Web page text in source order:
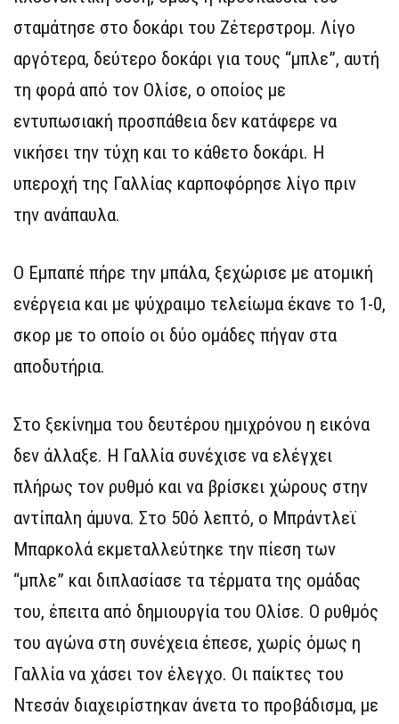
σταμάτησε στο δοκάρι του Ζέτερστρομ. Λίγο
αργότερα, δεύτερο δοκάρι για τους “μπλε”, αυτή
τη φορά από τον Ολίσε, ο οποίος με
εντυπωσιακή προσπάθεια δεν κατάφερε να
νικήσει την τύχη και το κάθετο δοκάρι. Η
υπεροχή της Γαλλίας καρποφόρησε λίγο πριν
την ανάπαυλα.
Ο Εμπαπέ πήρε την μπάλα, ξεχώρισε με ατομική
ενέργεια και με ψύχραιμο τελείωμα έκανε το 1-0,
σκορ με το οποίο οι δύο ομάδες πήγαν στα
αποδυτήρια.
Στο ξεκίνημα του δευτέρου ημιχρόνου η εικόνα
δεν άλλαξε. Η Γαλλία συνέχισε να ελέγχει
πλήρως τον ρυθμό και να βρίσκει χώρους στην
αντίπαλη άμυνα. Στο 50ό λεπτό, ο Μπράντλεϊ
Μπαρκολά εκμεταλλεύτηκε την πίεση των
“μπλε” και διπλασίασε τα τέρματα της ομάδας
του, έπειτα από δημιουργία του Ολίσε. Ο ρυθμός
του αγώνα στη συνέχεια έπεσε, χωρίς όμως η
Γαλλία να χάσει τον έλεγχο. Οι παίκτες του
Ντεσάν διαχειρίστηκαν άνετα το προβάδισμα, με